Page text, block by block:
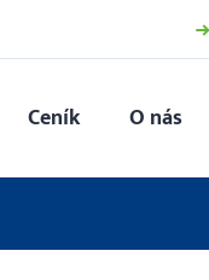
Ceník O nás